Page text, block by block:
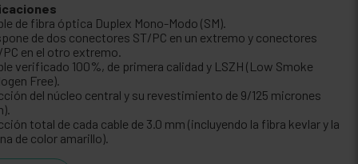
de fibra óptica Duplex Mono-Modo (SM).
de dos conectores ST/PC en un extremo y conectores
PC en el otro extremo.
verificado 100%, de primera calidad y LSZH (Low Smoke
Free).
del núcleo central y su revestimiento de 9/125 micrones
total de cada cable de 3.0 mm (incluyendo la fibra kevlar y la
de color amarillo).